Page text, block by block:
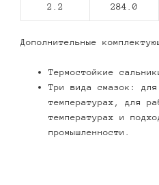
2.2 284.0
Дополнительные
Термостойкие
Три вида смазок:
температурах, для
температурах и
промышленности.